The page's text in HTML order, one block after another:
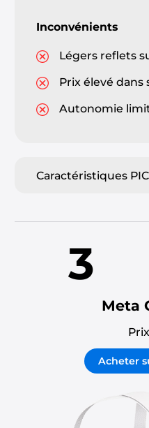
Inconvénients
Légers reflets
Prix élevé dans
Autonomie
Caractéristiques
3
Meta
Acheter